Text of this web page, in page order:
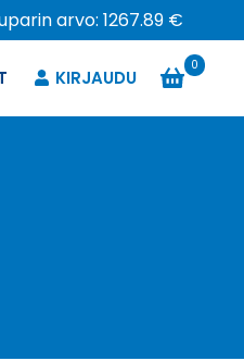
arvo: 1267.89 €
KIRJAUDU
0